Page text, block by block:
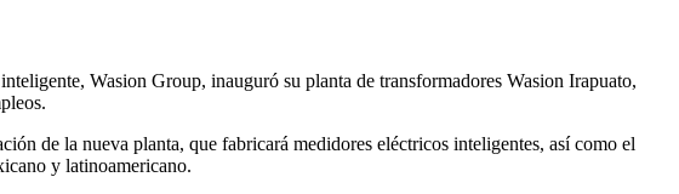
Wasion Group, inauguró su planta de transformadores Wasion Irapuato,
de la nueva planta, que fabricará medidores eléctricos inteligentes, así como el
y latinoamericano.